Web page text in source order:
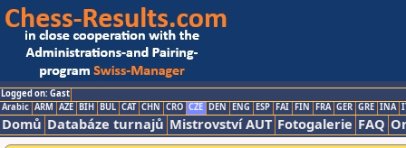
Logged on: Gast
Arabic ARM AZE BIH BUL CAT CHN CRO CZE DEN ENG ESP FAI FIN FRA GER GRE INA
Domů Databáze turnajů Mistrovství AUT Fotogalerie FAQ